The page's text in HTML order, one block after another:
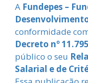
A Fundepes –
conformidade
Decreto nº
público o seu
Salarial e de